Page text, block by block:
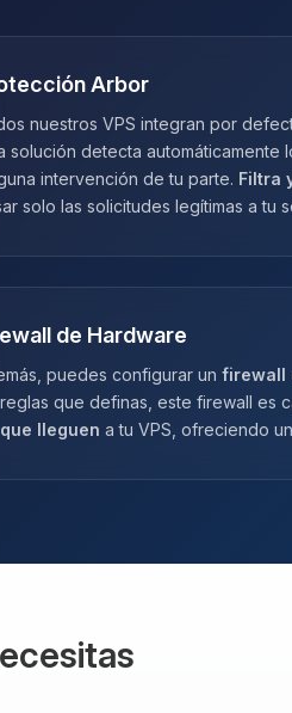
Arbor
nuestros VPS integran por
solución detecta automáticamente
intervención de tu parte. Filtra
solo las solicitudes legítimas a tu
de Hardware
puedes configurar un firewall
que definas, este firewall es
lleguen a tu VPS, ofreciendo